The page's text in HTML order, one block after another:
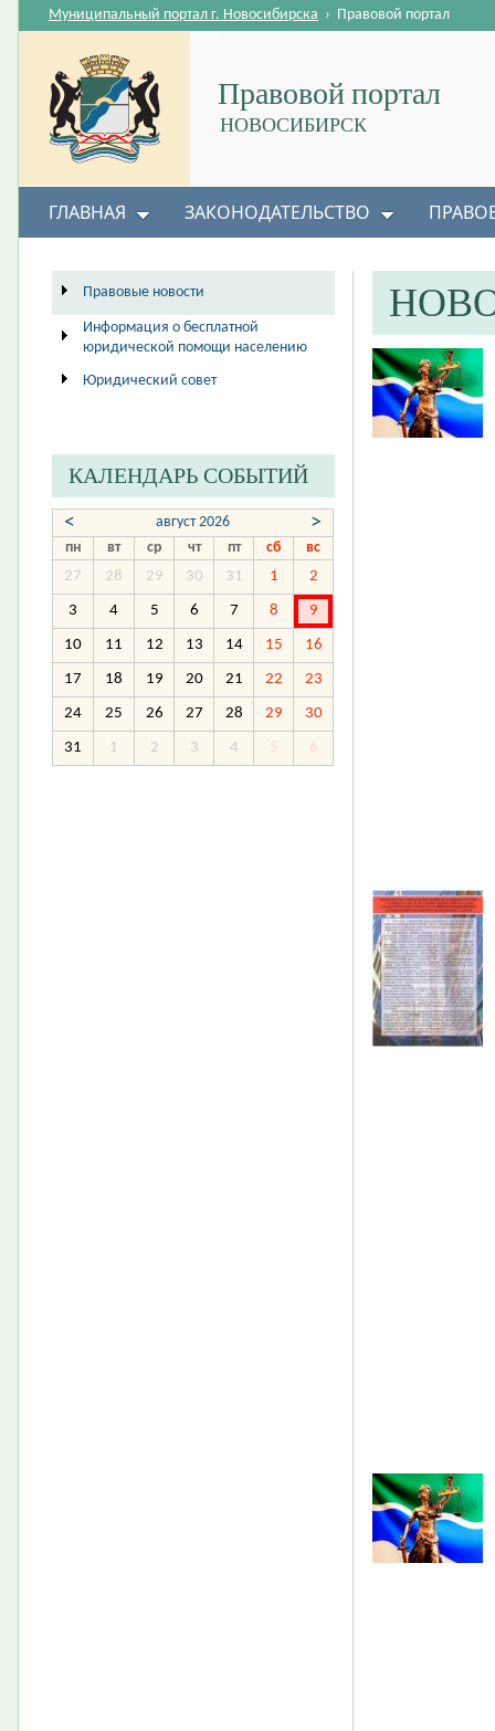
Правовой портал
НОВОСИБИРСК
Муниципальный портал г. Новосибирска › Правовой портал
ГЛАВНАЯ ЗАКОНОДАТЕЛЬСТВО
Правовые новости
Информация о бесплатной
юридической помощи населению
Юридический совет
КАЛЕНДАРЬ СОБЫТИЙ
< август 2026 >
пн вт ср чт пт сб
вс
27
28 29 30 31 1 2
3 4 5 6 7 8 9
10 11 12 13 14 15 16
17 18 19 20 21 22 23
24 25 26 27 28 29 30
31 1 2 3 4 5 6